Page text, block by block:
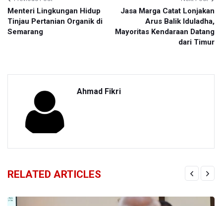
Menteri Lingkungan Hidup
Tinjau Pertanian Organik di
Semarang
Jasa Marga Catat Lonjakan
Arus Balik Iduladha,
Mayoritas Kendaraan Datang
dari Timur
Ahmad Fikri
RELATED ARTICLES